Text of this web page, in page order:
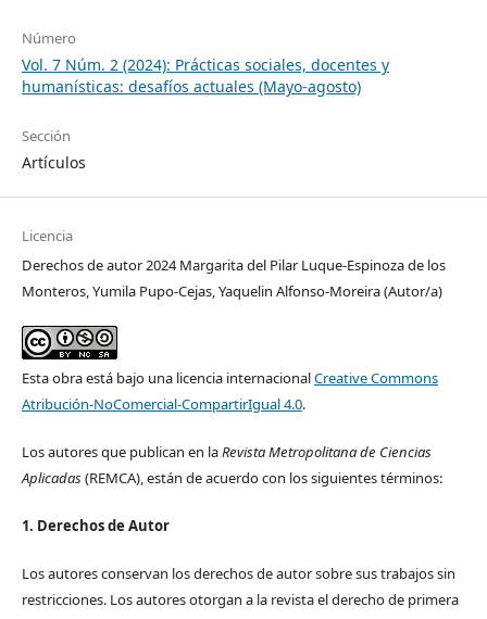
Número
Vol. 7 Núm. 2 (2024): Prácticas sociales, docentes y
humanísticas: desafíos actuales (Mayo-agosto)
Sección
Artículos
Licencia
Derechos de autor 2024 Margarita del Pilar Luque-Espinoza de los
Monteros, Yumila Pupo-Cejas, Yaquelin Alfonso-Moreira (Autor/a)
Esta obra está bajo una licencia internacionalCreative Commons
Atribución-NoComercial-CompartirIgual 4.0.
Los autores que publican en laRevista Metropolitana de Ciencias
Aplicadas(REMCA), están de acuerdo con los siguientes términos:
1. Derechos de Autor
Los autores conservan los derechos de autor sobre sus trabajos sin
restricciones. Los autores otorgan a la revista el derecho de primera